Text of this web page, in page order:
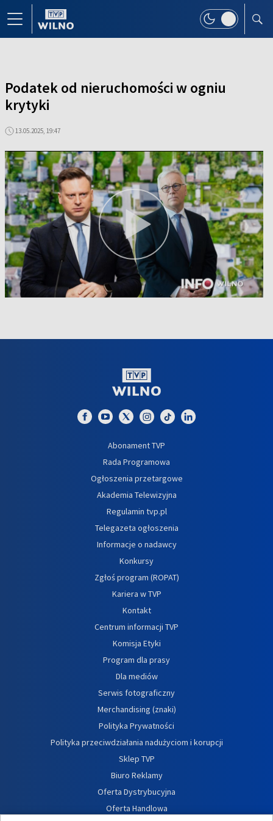
Podatek od nieruchomości w ogniu
krytyki
13.05.2025, 19:47
Abonament TVP
Rada Programowa
Ogłoszenia przetargowe
Akademia Telewizyjna
Regulamin tvp.pl
Telegazeta ogłoszenia
Informacje o nadawcy
Konkursy
Zgłoś program (ROPAT)
Kariera w TVP
Kontakt
Centrum informacji TVP
Komisja Etyki
Program dla prasy
Dla mediów
Serwis fotograficzny
Merchandising (znaki)
Polityka Prywatności
Polityka przeciwdziałania nadużyciom i korupcji
Sklep TVP
Biuro Reklamy
Oferta Dystrybucyjna
Oferta Handlowa